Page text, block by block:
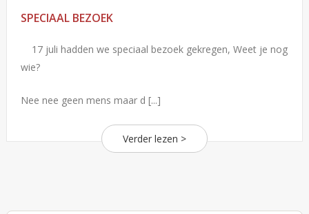
SPECIAAL BEZOEK
17 juli hadden we speciaal bezoek gekregen, Weet je nog
wie?
Nee nee geen mens maar d [...]
Verder lezen >